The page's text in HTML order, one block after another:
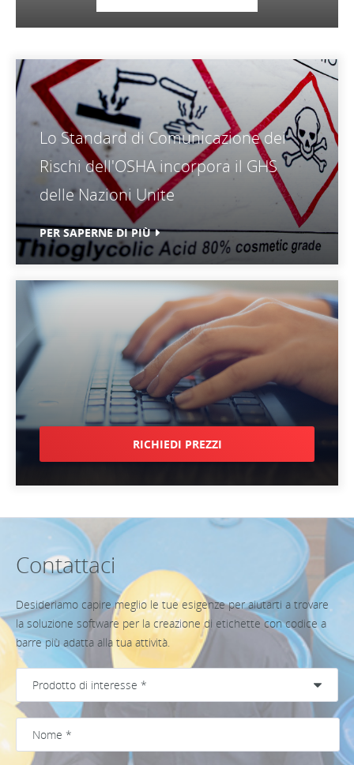
Lo Standard di Comunicazione dei
Rischi dell'OSHA incorpora il GHS
delle Nazioni Unite
PER SAPERNE DI PIÙ
RICHIEDI PREZZI
Contattaci
Desideriamo capire meglio le tue esigenze per aiutarti a trovare
la soluzione software per la creazione di etichette con codice a
barre più adatta alla tua attività.